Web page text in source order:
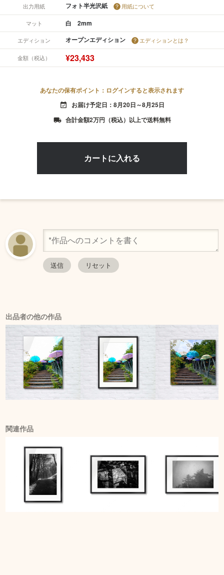
出力用紙 フォト半光沢紙 用紙について
マット 白 2mm
エディション オープンエディション エディションとは？
金額（税込） ¥23,433
あなたの保有ポイント：ログインすると表示されます
event_available お届け予定日：8月20日～8月25日
local_shipping 合計金額2万円（税込）以上で送料無料
出品者の他の作品
関連作品